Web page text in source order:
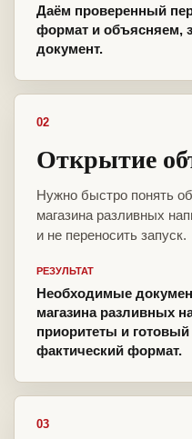
Даём проверенный
формат и объясняем,
документ.
02
Открытие
Нужно быстро понять
магазина разливных
и не переносить запуск.
РЕЗУЛЬТАТ
Необходимые
магазина разливных
приоритеты и
фактический формат.
03